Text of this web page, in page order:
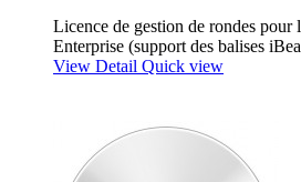
Licence de gestion de rondes
Enterprise (support des balises
View Detail Quick view